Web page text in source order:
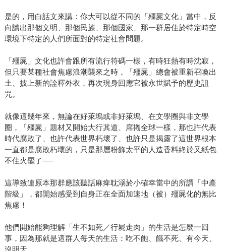
是的，用白話文來講：你大可以從不同的「殭屍文化」當中，反
向讀出那個文明、那個民族、那個國家、那一群居住於特定時空
環境下特定的人們所面對的特定社會問題。
「殭屍」文化也許會跟所有流行符碼一樣，有時狂熱有時沈寂，
但只要某種社會焦慮浪潮襲來之時，「殭屍」總會被重新召喚出
土、披上新的詮釋外衣，再次現身回應它被永世賦予的歷史詛
咒。
就像這幾年來，無論在好萊塢或非好萊塢、在文學圈與非文學
圈，「殭屍」題材又開始大行其道、席捲全球一樣，那也許代表
時代腐敗了、也許代表世界朽壞了、也許只是揭露了這世界根本
一直都是腐敗朽壞的，只是那層粉飾太平的人造香料終於又紙包
不住火罷了──
這導致連原本那群應該聽話麻痺耽溺於小確幸當中的所謂「中產
階級」，都開始感受到自身正在全面加速地（被）殭屍化的無比
焦慮！
他們開始能夠理解「生不如死／行屍走肉」的生活是怎麼一回
事，因為那就是這群人每天的生活：吃不飽、餓不死、有今天、
沒明天。